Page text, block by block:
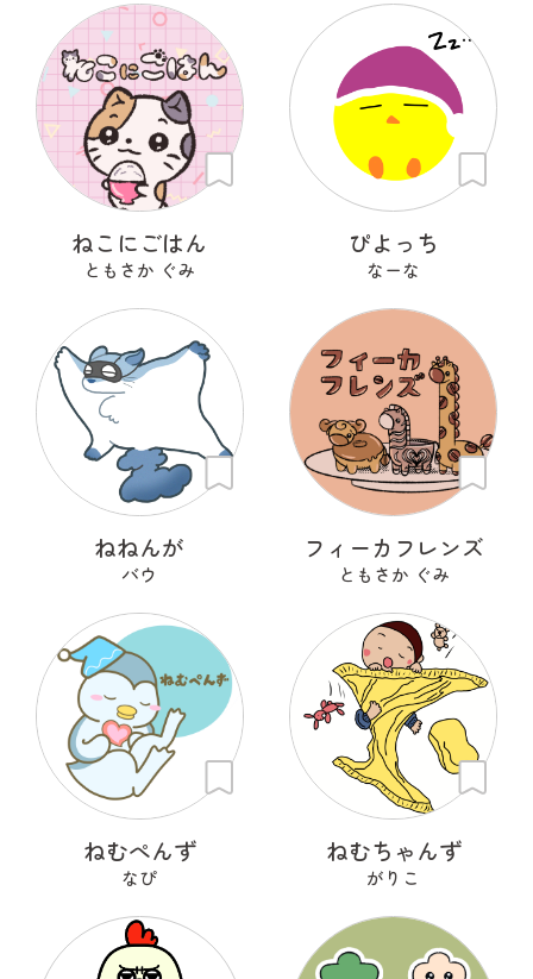
ねこにごはん
ともさか ぐみ
ぴよっち
なーな
ねねんが
バウ
フィーカフレンズ
ともさか ぐみ
ねむぺんず
なぴ
ねむちゃんず
がりこ